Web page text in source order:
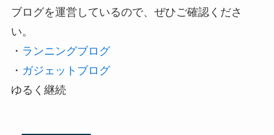
ブログを運営しているので、ぜひご確認くださ
い。
・ ランニングブログ
・ ガジェットブログ
ゆるく継続